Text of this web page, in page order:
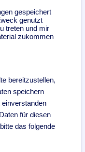
gespeichert
genutzt
treten und mir
zukommen
bereitzustellen,
speichern
einverstanden
für diesen
das folgende